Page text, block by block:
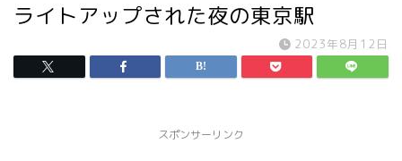
ライトアップされた夜の東京駅
2023年8月12日
スポンサーリンク